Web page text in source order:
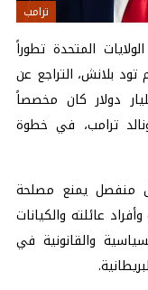
ترامب
المتحدة تطوراً
تود بلانش، التراجع عن
في إنشاء صندوق بقيمة 1.8 مليار دولار كان مخصصاً
ترامب، في خطوة
منفصل يمنع مصلحة
عائلته والكيانات
والقانونية في